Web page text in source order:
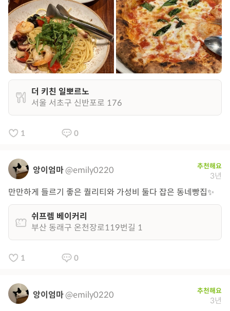
더 키친 일뽀르노
서울 서초구 신반포로 176
1 0
앙이엄마@emily0220 추천해요
3년
만만하게 들르기 좋은 퀄리티와 가성비 둘다 잡은 동네빵집✨
쉬프렘 베이커리
부산 동래구 온천장로119번길 1
1 0
앙이엄마@emily0220 추천해요
3년